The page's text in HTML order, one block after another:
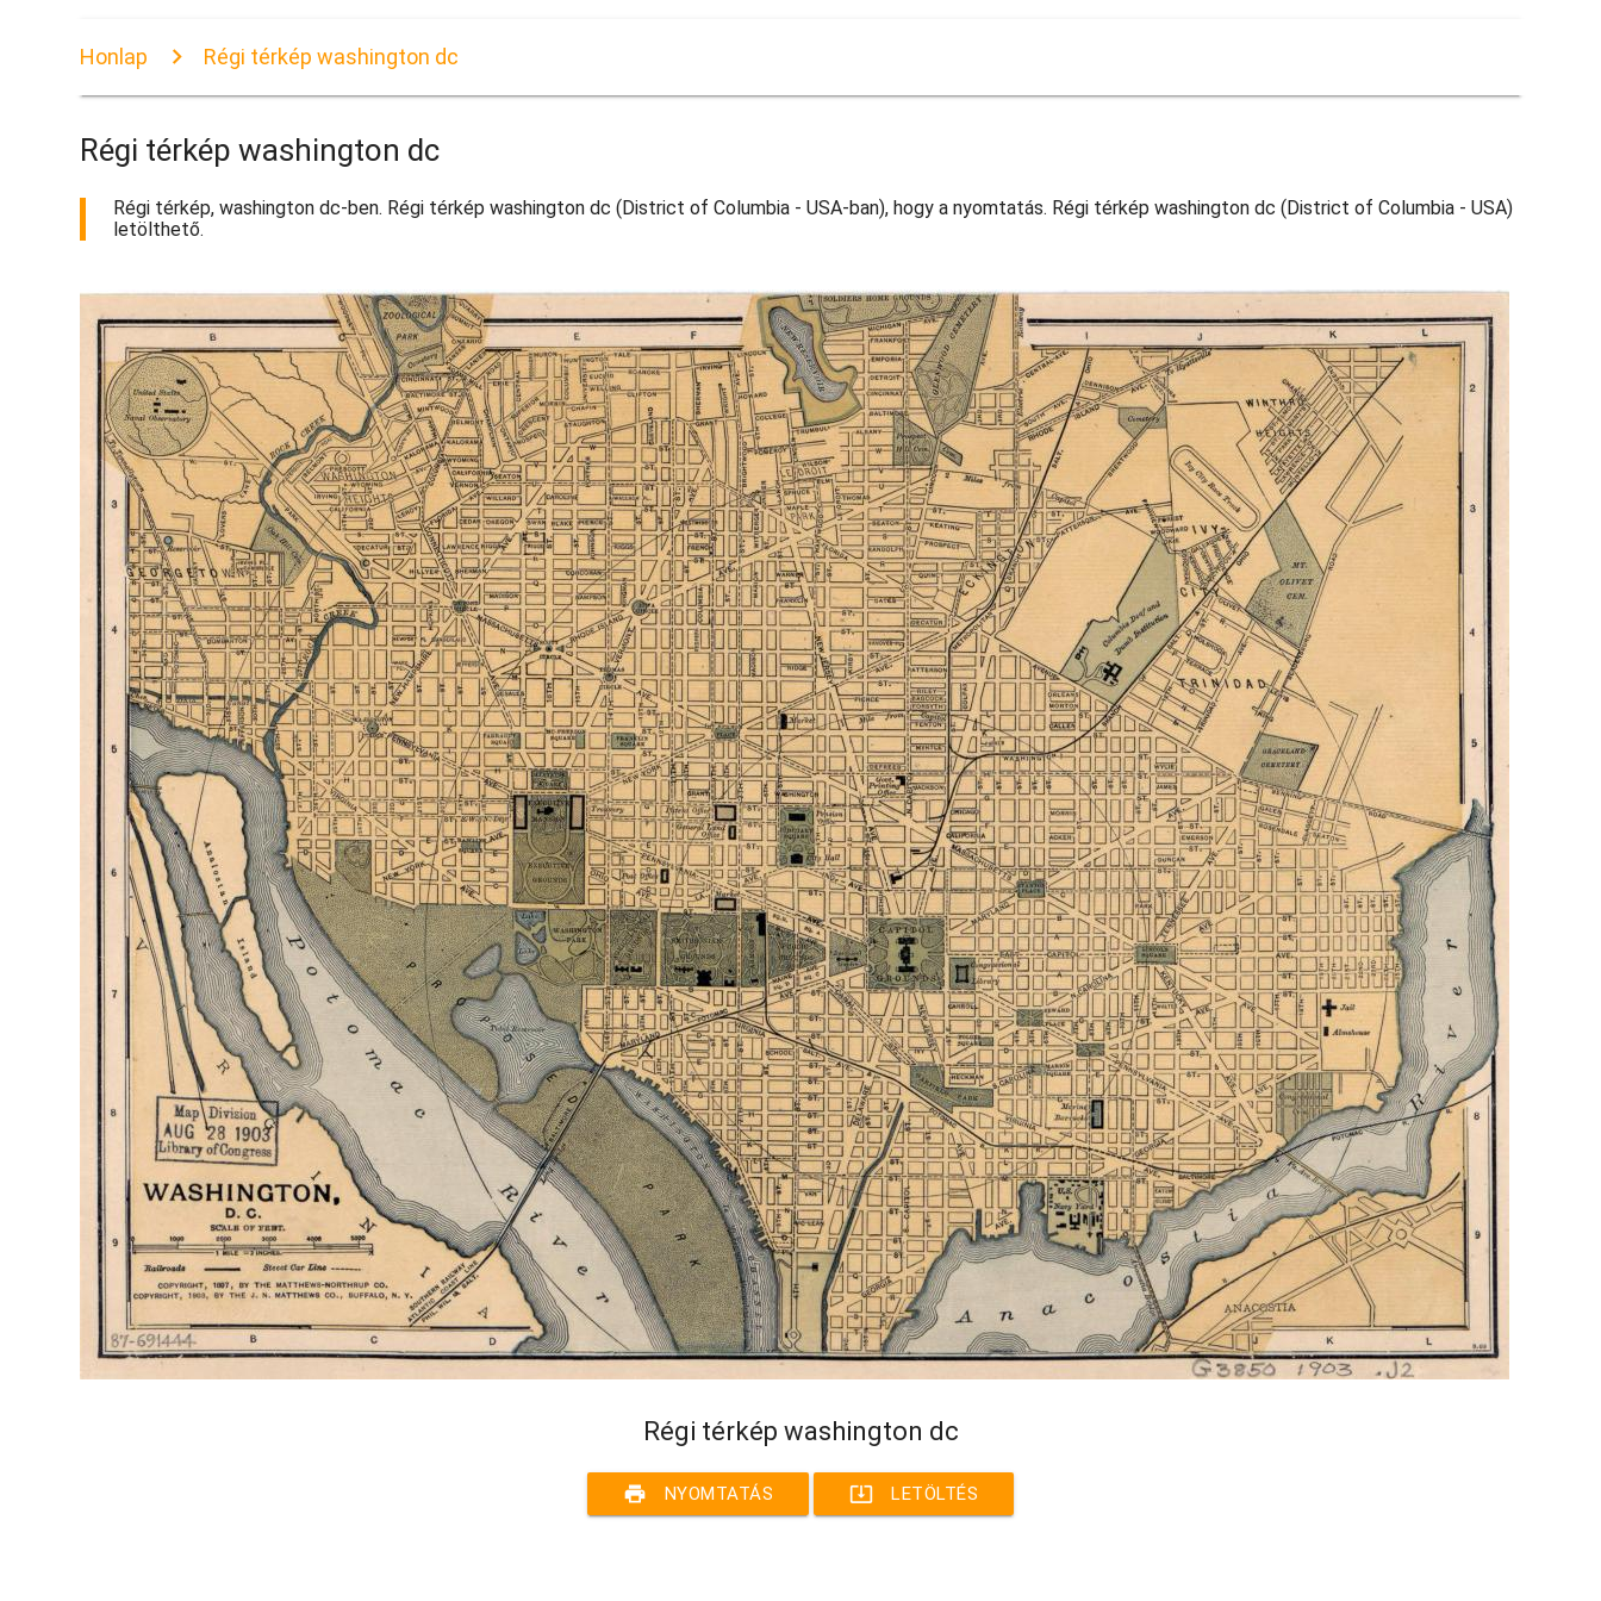
Honlap Régi térkép washington dc
Régi térkép washington dc
Régi térkép, washington dc-ben. Régi térkép washington dc (District of Columbia - USA-ban), hogy a nyomtatás. Régi térkép washington dc (District of Columbia - USA)
letölthető.
Régi térkép washington dc
print NYOMTATÁS system_update_alt LETÖLTÉS